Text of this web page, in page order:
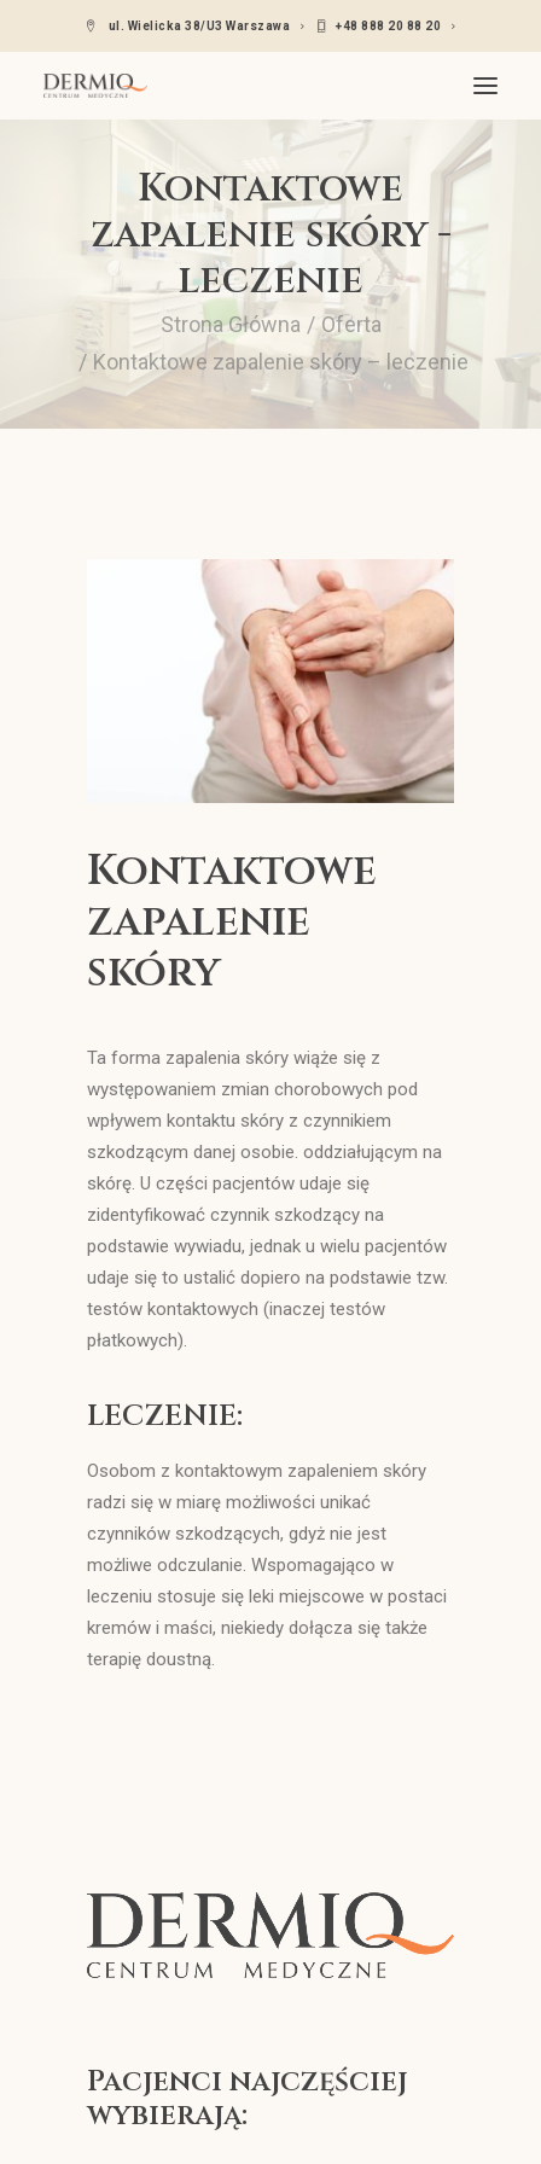
ul. Wielicka 38/U3 Warszawa +48 888 20 88 20
Oferta
Lekarze dermatolodzy
Cennik
Kontakt
Kontaktowe
zapalenie skóry -
leczenie
Strona Główna
Oferta
Kontaktowe zapalenie skóry – leczenie
Pacjenci najczęściej
wybierają:
Kontaktowe
zapalenie
skóry
Ta forma zapalenia skóry wiąże się z
występowaniem zmian chorobowych pod
wpływem kontaktu skóry z czynnikiem
szkodzącym danej osobie. oddziałującym na
skórę. U części pacjentów udaje się
zidentyfikować czynnik szkodzący na
podstawie wywiadu, jednak u wielu pacjentów
udaje się to ustalić dopiero na podstawie tzw.
testów kontaktowych (inaczej testów
płatkowych).
LECZENIE:
Osobom z kontaktowym zapaleniem skóry
radzi się w miarę możliwości unikać
czynników szkodzących, gdyż nie jest
możliwe odczulanie. Wspomagająco w
leczeniu stosuje się leki miejscowe w postaci
kremów i maści, niekiedy dołącza się także
terapię doustną.